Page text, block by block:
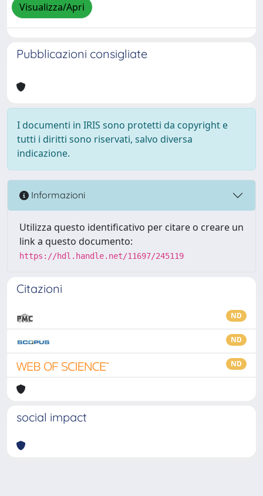
Visualizza/Apri
Pubblicazioni consigliate
I documenti in IRIS sono protetti da copyright e
tutti i diritti sono riservati, salvo diversa
indicazione.
Informazioni
Utilizza questo identificativo per citare o creare un
link a questo documento:
https://hdl.handle.net/11697/245119
Citazioni
ND
ND
ND
social impact